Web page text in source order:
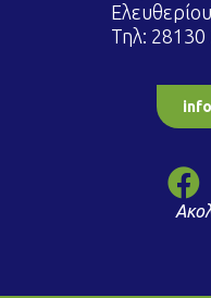
Τηλ: 28130